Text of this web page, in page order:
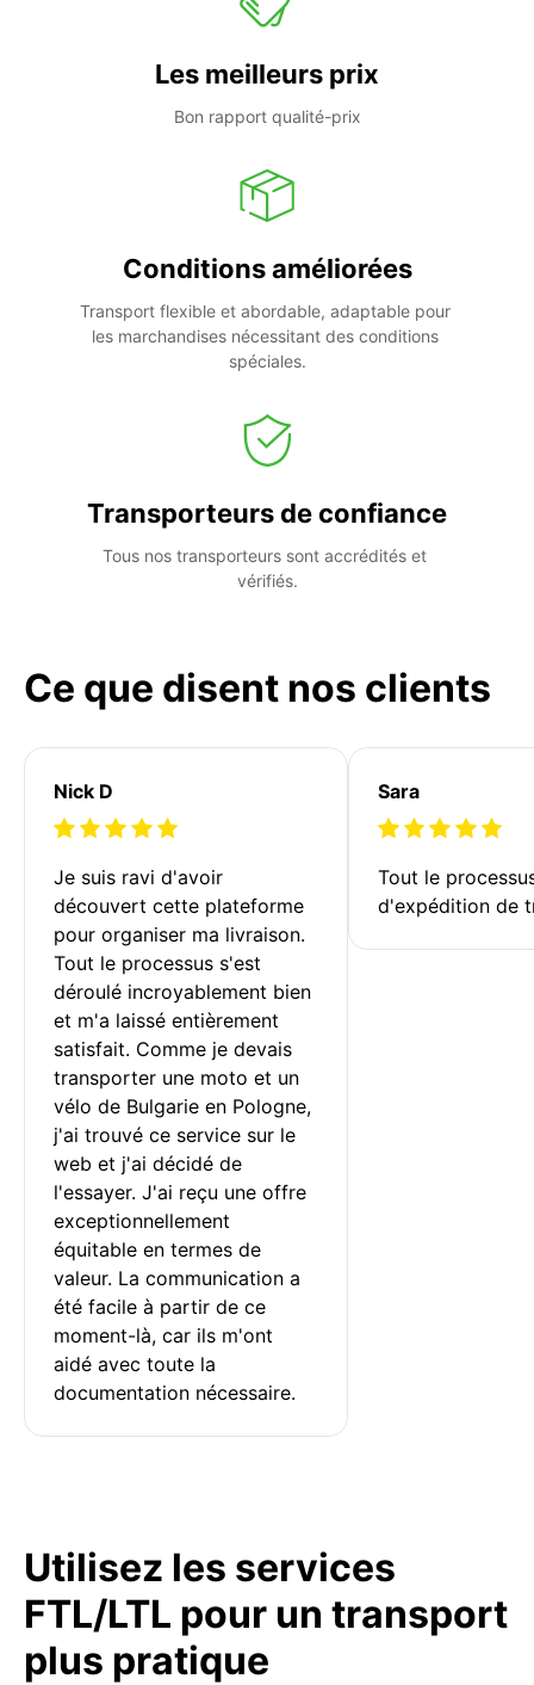
Les meilleurs prix
Bon rapport qualité-prix
Conditions améliorées
Transport flexible et abordable, adaptable pour
les marchandises nécessitant des conditions
spéciales.
Transporteurs de confiance
Tous nos transporteurs sont accrédités et
vérifiés.
Ce que disent nos clients
Nick D
Je suis ravi d'avoir
découvert cette plateforme
pour organiser ma livraison.
Tout le processus s'est
déroulé incroyablement bien
et m'a laissé entièrement
satisfait. Comme je devais
transporter une moto et un
vélo de Bulgarie en Pologne,
j'ai trouvé ce service sur le
web et j'ai décidé de
l'essayer. J'ai reçu une offre
exceptionnellement
équitable en termes de
valeur. La communication a
été facile à partir de ce
moment-là, car ils m'ont
aidé avec toute la
documentation nécessaire.
Sara
Tout le
d'expédition de
Utilisez les services
FTL/LTL pour un transport
plus pratique